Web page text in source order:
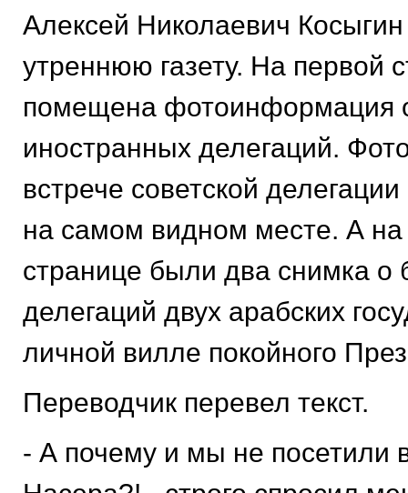
Алексей Николаевич
утреннюю газету. На первой
помещена фотоинформация
иностранных делегаций.
встрече советской
на самом видном месте. А на
странице были два снимка о
делегаций двух арабских
личной вилле покойного
Переводчик перевел текст.
- А почему и мы не посетили